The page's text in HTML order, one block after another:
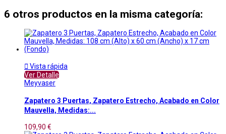
6 otros productos en la misma categoría:
 Vista rápida
Ver Detalle
Meyvaser
Zapatero 3 Puertas, Zapatero Estrecho, Acabado en Color
Mauvella, Medidas:...
109,90 €